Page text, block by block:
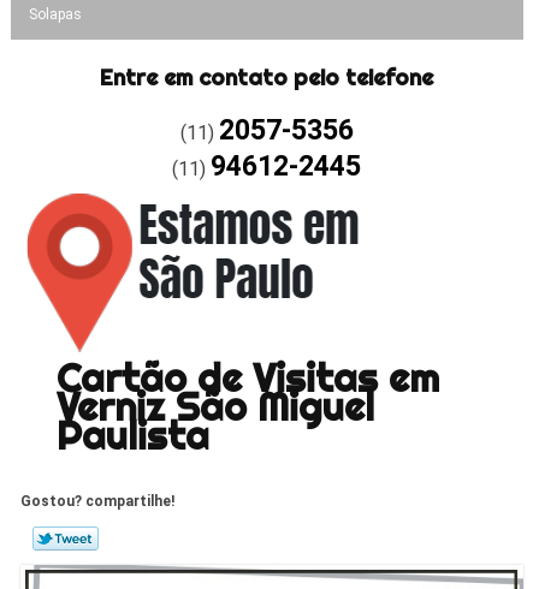
Solapas
Entre em contato pelo telefone
(11) 2057-5356
(11) 94612-2445
Cartão de Visitas em
Verniz São Miguel
Paulista
Gostou? compartilhe!